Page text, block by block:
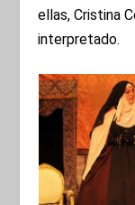
ellas, Cristina
interpretado.